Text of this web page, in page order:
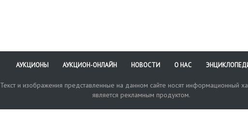
АУКЦИОНЫ АУКЦИОН-ОНЛАЙН НОВОСТИ О НАС
Текст и изображения представленные на данном сайте носят информационный
является рекламным продуктом.